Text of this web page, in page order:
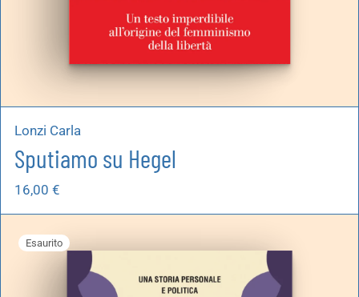
Lonzi Carla
Sputiamo su Hegel
16,00 €
Esaurito